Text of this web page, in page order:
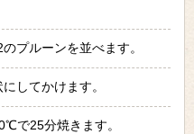
プルーンを並べます。
してかけます。
で25分焼きます。